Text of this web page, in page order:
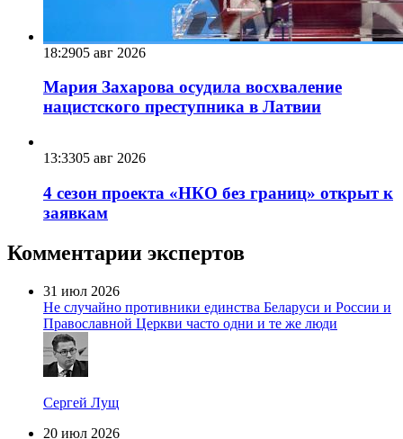
18:2905 авг 2026
Мария Захарова осудила восхваление
нацистского преступника в Латвии
13:3305 авг 2026
4 сезон проекта «НКО без границ» открыт к
заявкам
Комментарии экспертов
31 июл 2026
Не случайно противники единства Беларуси и России и
Православной Церкви часто одни и те же люди
Сергей Лущ
20 июл 2026